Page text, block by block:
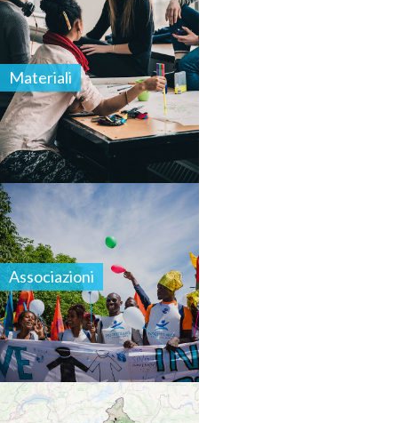
Materiali
Associazioni